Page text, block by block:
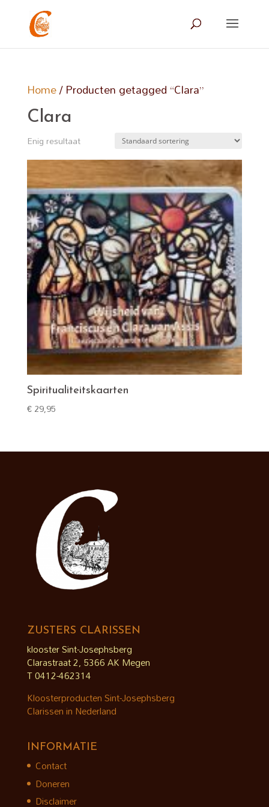
Home/ Producten getagged “Clara”
Clara
Enig resultaat
Spiritualiteitskaarten
€29,95
ZUSTERS CLARISSEN
klooster Sint-Josephsberg
Clarastraat 2, 5366 AK Megen
T 0412-462314
Kloosterproducten Sint-Josephsberg
Clarissen in Nederland
INFORMATIE
Contact
Doneren
Disclaimer